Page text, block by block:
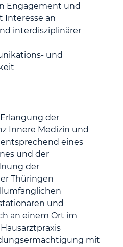
Engagement und
Interesse an
interdisziplinärer
und
der
Innere Medizin und
eines
und der
der
Thüringen
und
an einem Ort im
mit